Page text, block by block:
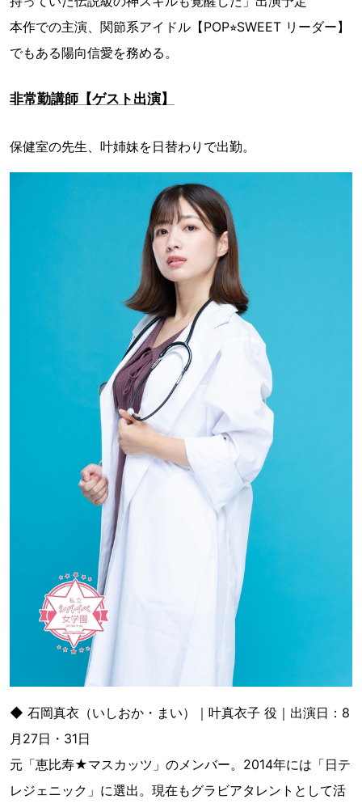
本作での主演、関節系アイドル【POP⭐︎SWEET リーダー】
でもある陽向信愛を務める。
非常勤講師【ゲスト出演】
保健室の先生、叶姉妹を日替わりで出勤。
◆ 石岡真衣（いしおか・まい）｜叶真衣子 役｜出演日：8
月27日・31日
元「恵比寿★マスカッツ」のメンバー。2014年には「日テ
レジェニック」に選出。現在もグラビアタレントとして活